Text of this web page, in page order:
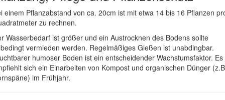
einem Pflanzabstand von ca. 20cm ist mit etwa 14 bis 16 Pflanzen
zu rechnen.
Wasserbedarf ist größer und ein Austrocknen des Bodens sollte
vermieden werden. Regelmäßiges Gießen ist unabdingbar.
humoser Boden ist ein entscheidender Wachstumsfaktor. Es
sich ein Einarbeiten von Kompost und organischen Dünger
im Frühjahr.